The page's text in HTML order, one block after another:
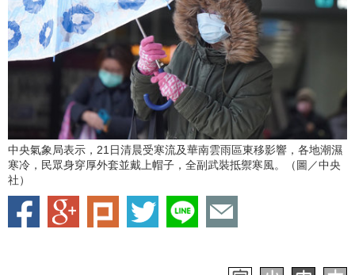
中央氣象局表示，21日清晨受寒流及華南雲雨區東移影響，各地潮濕
寒冷，民眾身穿厚外套並戴上帽子，全副武裝抵禦寒風。（圖／中央
社）